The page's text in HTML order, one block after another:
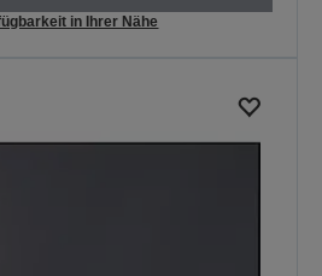
in Ihrer Nähe